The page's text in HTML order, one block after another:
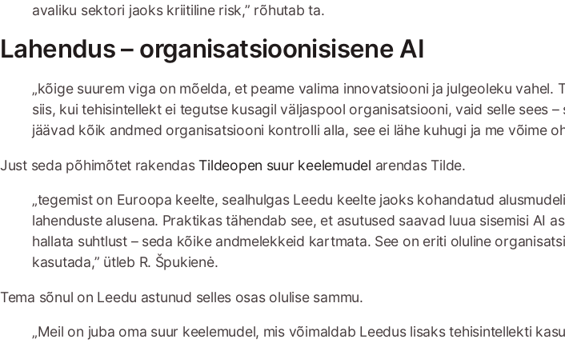
avaliku sektori jaoks kriitiline risk,” rõhutab ta.
Lahendus – organisatsioonisisene AI
„kõige suurem viga on mõelda, et peame valima innovatsiooni ja julgeoleku
siis, kui tehisintellekt ei tegutse kusagil väljaspool organisatsiooni, vaid selle sees
jäävad kõik andmed organisatsiooni kontrolli alla, see ei lähe kuhugi ja me võime
Just seda põhimõtet rakendasTildeopen suur keelemudel arendas Tilde.
„tegemist on Euroopa keelte, sealhulgas Leedu keelte jaoks kohandatud
lahenduste alusena. Praktikas tähendab see, et asutused saavad luua sisemisi AI
hallata suhtlust – seda kõike andmelekkeid kartmata. See on eriti oluline
kasutada,” ütleb R. Špukienė.
Tema sõnul on Leedu astunud selles osas olulise sammu.
„Meil on juba oma suur keelemudel, mis võimaldab Leedus lisaks tehisintellekti